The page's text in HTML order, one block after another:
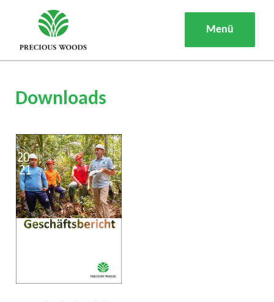
Menü
Downloads